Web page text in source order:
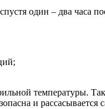
один – два часа
температуры.
и рассасывается